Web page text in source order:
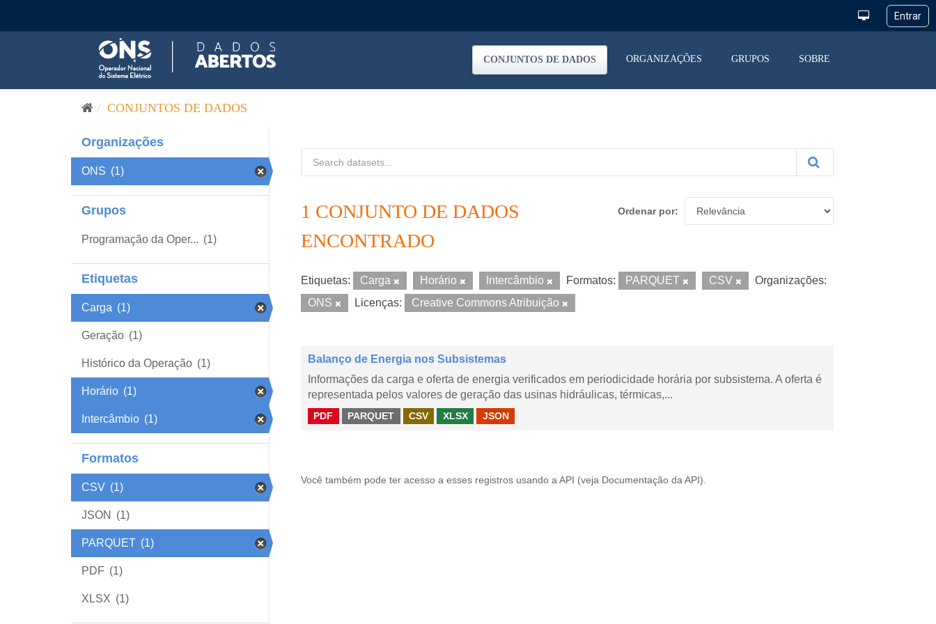
CONJUNTOS DE DADOS ORGANIZAÇÕES GRUPOS SOBRE
CONJUNTOS DE DADOS
Organizações
ONS (1)
Grupos
Programação da Oper... (1)
Etiquetas
Carga (1)
Geração (1)
Histórico da Operação (1)
Horário (1)
Intercâmbio (1)
Formatos
CSV (1)
JSON (1)
PARQUET (1)
PDF (1)
XLSX (1)
Ordenar por
1 CONJUNTO DE DADOS
ENCONTRADO
Etiquetas: Carga Horário Intercâmbio Formatos: PARQUET CSV
Organizações:
ONS
Licenças: Creative Commons Atribuição
Balanço de Energia nos Subsistemas
Informações da carga e oferta de energia verificados em periodicidade horária por subsistema. A oferta é
representada pelos valores de geração das usinas hidráulicas, térmicas,...
PDF PARQUET CSV XLSX JSON
Você também pode ter acesso a esses registros usando a API (veja Documentação da API ).